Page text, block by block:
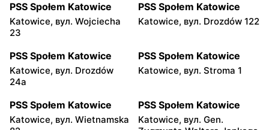
PSS Społem Katowice
Katowice, вул. Wojciecha
23
PSS Społem Katowice
Katowice, вул. Drozdów 122
PSS Społem Katowice
Katowice, вул. Drozdów
24a
PSS Społem Katowice
Katowice, вул. Stroma 1
PSS Społem Katowice
Katowice, вул. Wietnamska
PSS Społem Katowice
Katowice, вул. Gen.